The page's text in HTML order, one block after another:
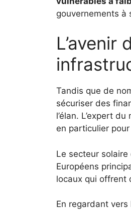
gouvernements à
Tandis que de
sécuriser des
l’élan. L’expert
en particulier
Le secteur
Européens
locaux qui offrent
En regardant vers